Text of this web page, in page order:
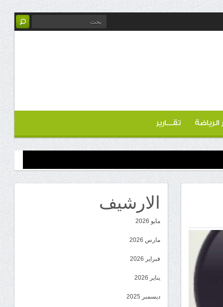
الرياضة تقـــارير
الارشيف
مايو 2026
مارس 2026
فبراير 2026
يناير 2026
ديسمبر 2025